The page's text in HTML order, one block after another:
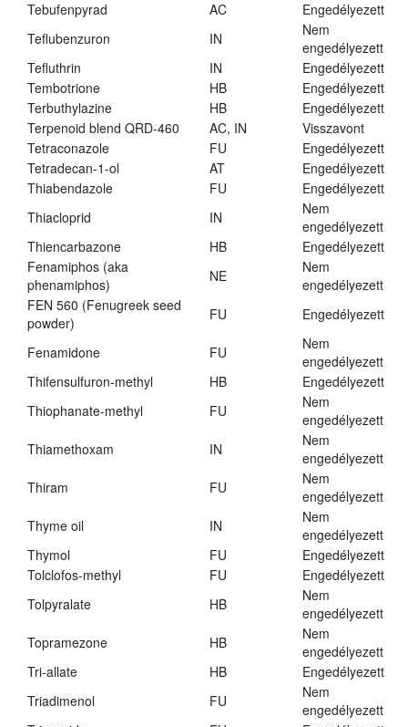
Tebufenpyrad AC
Engedélyezett
Teflubenzuron
IN
Nem
engedélyezett
Tefluthrin
IN
Engedélyezett
Tembotrione
HB
Engedélyezett
Terbuthylazine
HB
Engedélyezett
Terpenoid blend QRD-460
AC, IN
Visszavont
Tetraconazole
FU
Engedélyezett
Tetradecan-1-ol
AT
Engedélyezett
Thiabendazole
FU
Engedélyezett
Thiacloprid
IN
Nem
engedélyezett
Thiencarbazone
HB
Engedélyezett
Fenamiphos (aka
phenamiphos)
NE
Nem
engedélyezett
FEN 560 (Fenugreek seed
powder)
FU Engedélyezett
Fenamidone FU
Nem
engedélyezett
Thifensulfuron-methyl
HB
Engedélyezett
Thiophanate-methyl
FU
Nem
engedélyezett
Thiamethoxam
IN
Nem
engedélyezett
Thiram
FU
Nem
engedélyezett
Thyme oil
IN
Nem
engedélyezett
Thymol
FU
Engedélyezett
Tolclofos-methyl
FU
Engedélyezett
Tolpyralate
HB
Nem
engedélyezett
Topramezone
HB
Nem
engedélyezett
Tri-allate
HB
Engedélyezett
Triadimenol
FU
Nem
engedélyezett